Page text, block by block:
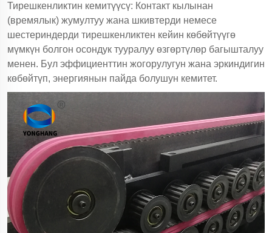
Тирешкенликтин кемитүүсү: Контакт кылынан
(времялык) жумултуу жана шкивтерди немесе
шестериндерди тирешкенликтен кейин көбөйтүүгө
мүмкүн болгон осондук тууралуу өзгөртүлөр багышталуу
менен. Бул эффициенттин жогорулугун жана эркиндигин
көбөйтүп, энергиянын пайда болушун кемитет.